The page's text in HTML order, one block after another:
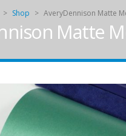
> Shop > AveryDennison Matte
Matte